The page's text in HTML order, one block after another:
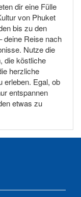
dir eine Fülle
von Phuket
bis zu den
deine Reise nach
Nutze die
die köstliche
herzliche
erleben. Egal, ob
entspannen
etwas zu